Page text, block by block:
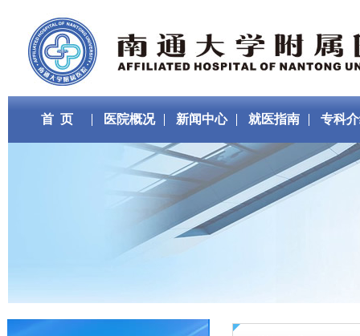
首 页 医院概况 新闻中心 就医指南 专科